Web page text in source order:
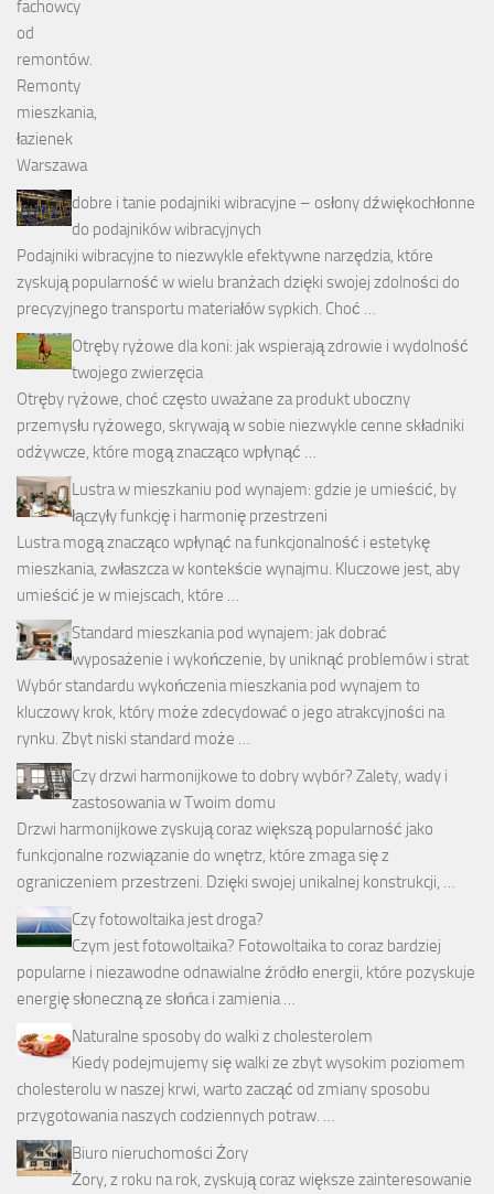
dobre i tanie podajniki wibracyjne – osłony dźwiękochłonne
do podajników wibracyjnych
Podajniki wibracyjne to niezwykle efektywne narzędzia, które
zyskują popularność w wielu branżach dzięki swojej zdolności do
precyzyjnego transportu materiałów sypkich. Choć …
Otręby ryżowe dla koni: jak wspierają zdrowie i wydolność
twojego zwierzęcia
Otręby ryżowe, choć często uważane za produkt uboczny
przemysłu ryżowego, skrywają w sobie niezwykle cenne składniki
odżywcze, które mogą znacząco wpłynąć …
Lustra w mieszkaniu pod wynajem: gdzie je umieścić, by
łączyły funkcję i harmonię przestrzeni
Lustra mogą znacząco wpłynąć na funkcjonalność i estetykę
mieszkania, zwłaszcza w kontekście wynajmu. Kluczowe jest, aby
umieścić je w miejscach, które …
Standard mieszkania pod wynajem: jak dobrać
wyposażenie i wykończenie, by uniknąć problemów i strat
Wybór standardu wykończenia mieszkania pod wynajem to
kluczowy krok, który może zdecydować o jego atrakcyjności na
rynku. Zbyt niski standard może …
Czy drzwi harmonijkowe to dobry wybór? Zalety, wady i
zastosowania w Twoim domu
Drzwi harmonijkowe zyskują coraz większą popularność jako
funkcjonalne rozwiązanie do wnętrz, które zmaga się z
ograniczeniem przestrzeni. Dzięki swojej unikalnej konstrukcji, …
Czy fotowoltaika jest droga?
Czym jest fotowoltaika? Fotowoltaika to coraz bardziej
popularne i niezawodne odnawialne źródło energii, które pozyskuje
energię słoneczną ze słońca i zamienia …
Naturalne sposoby do walki z cholesterolem
Kiedy podejmujemy się walki ze zbyt wysokim poziomem
cholesterolu w naszej krwi, warto zacząć od zmiany sposobu
przygotowania naszych codziennych potraw. …
Biuro nieruchomości Żory
Żory, z roku na rok, zyskują coraz większe zainteresowanie